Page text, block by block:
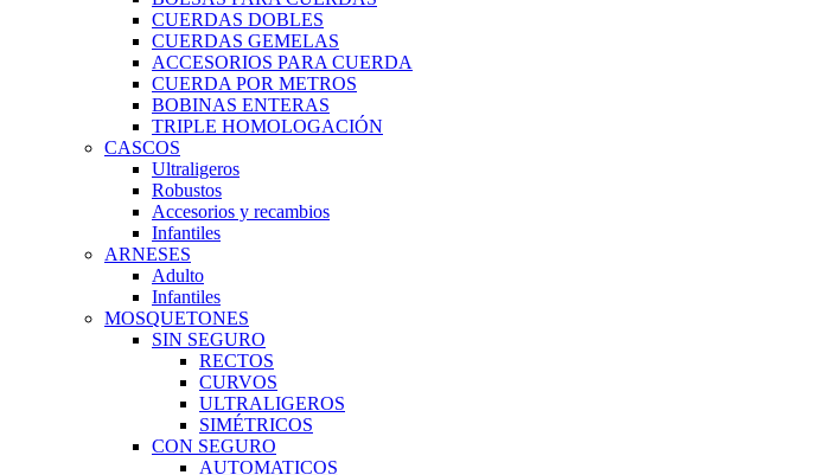
CUERDAS DOBLES
CUERDAS GEMELAS
ACCESORIOS PARA CUERDA
CUERDA POR METROS
BOBINAS ENTERAS
TRIPLE HOMOLOGACIÓN
CASCOS
Ultraligeros
Robustos
Accesorios y recambios
Infantiles
ARNESES
Adulto
Infantiles
MOSQUETONES
SIN SEGURO
RECTOS
CURVOS
ULTRALIGEROS
SIMÉTRICOS
CON SEGURO
AUTOMATICOS